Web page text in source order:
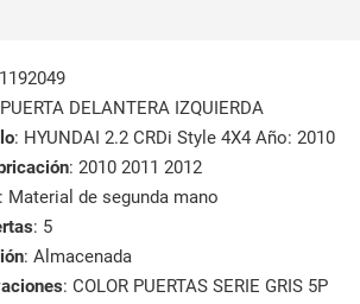
DELANTERA IZQUIERDA
: HYUNDAI 2.2 CRDi Style 4X4 Año: 2010
: 2010 2011 2012
: Material de segunda mano
: 5
: Almacenada
: COLOR PUERTAS SERIE GRIS 5P